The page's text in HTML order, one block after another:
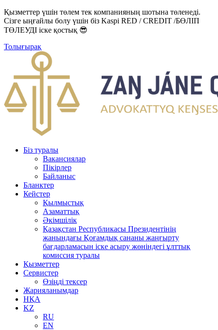
Қызметтер үшін төлем тек компанияның шотына төленеді.
Сізге ыңғайлы болу үшін біз Kaspi RED / CREDIT /БӨЛІП
ТӨЛЕУДІ іске қостық 😎
Толығырақ
Біз туралы
Вакансиялар
Пікірлер
Байланыс
Бланктер
Кейстер
Қылмыстық
Азаматтық
Әкімшілік
Қазақстан Республикасы Президентінің
жанындағы Қоғамдық сананы жаңғырту
бағдарламасын іске асыру жөніндегі ұлттық
комиссия туралы
Қызметтер
Сервистер
Өзіңді тексер
Жарияланымдар
НҚА
KZ
RU
EN